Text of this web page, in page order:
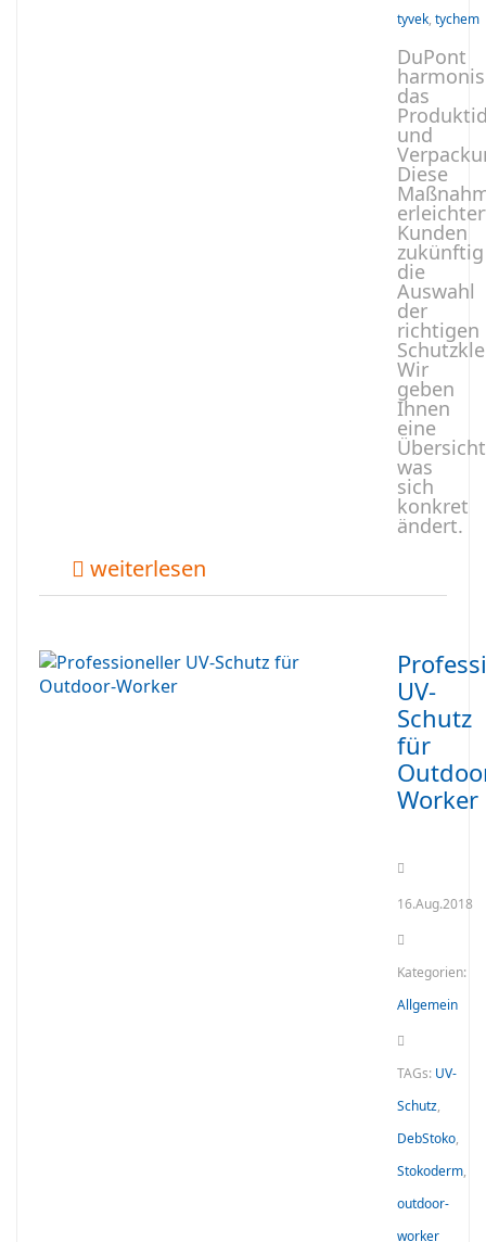
tyvek, tychem
DuPont
das
und
Diese
Kunden
zukünftig
die
Auswahl
der
richtigen
Wir
geben
Ihnen
eine
was
sich
konkret
ändert.
weiterlesen
UV-
Schutz
für
Worker
16.Aug.2018
Kategorien:
Allgemein
TAGs: UV-
Schutz,
DebStoko,
Stokoderm,
outdoor-
worker